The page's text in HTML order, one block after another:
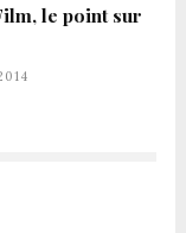
le point sur